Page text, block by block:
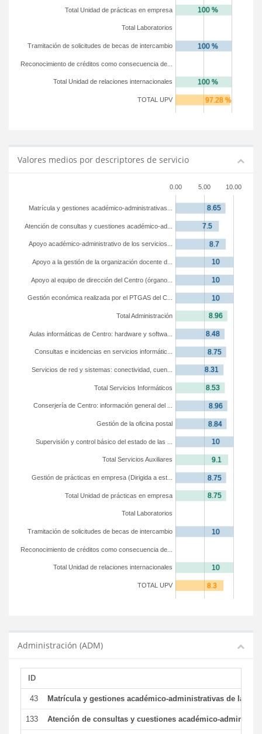
TOTAL UPV
Total Unidad de relaciones internacionales
Reconocimiento de créditos como consecuencia de...
Tramitación de solicitudes de becas de intercambio
Total Laboratorios
Total Unidad de prácticas en empresa
Valores medios por descriptores de servicio
0.00 5.00 10.00
TOTAL UPV
Total Unidad de relaciones internacionales
Reconocimiento de créditos como consecuencia de...
Tramitación de solicitudes de becas de intercambio
Total Laboratorios
Total Unidad de prácticas en empresa
Gestión de prácticas en empresa (Dirigida a est...
Total Servicios Auxiliares
Supervisión y control básico del estado de las ...
Gestión de la oficina postal
Conserjería de Centro: información general del ...
Total Servicios Informáticos
Servicios de red y sistemas: conectividad, cuen...
Consultas e incidencias en servicios informátic...
Aulas informáticas de Centro: hardware y softwa...
Total Administración
Gestión económica realizada por el PTGAS del C...
Apoyo al equipo de dirección del Centro (órgano...
Apoyo a la gestión de la organización docente d...
Apoyo académico-administrativo de los servicios...
Atención de consultas y cuestiones académico-ad...
Matrícula y gestiones académico-administrativas...
Administración (ADM)
ID
43 Matrícula y gestiones académico-administrativas de la
133 Atención de consultas y cuestiones académico-